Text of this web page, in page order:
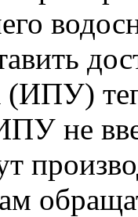
(ИПУ)
не